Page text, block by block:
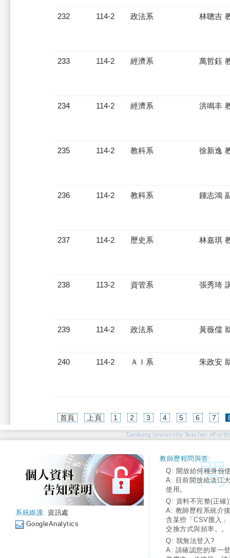
232 114-2 政法系 林聰吉
233 114-2 經濟系 萬哲鈺
234 114-2 經濟系 洪鳴丰
235 114-2 教科系 徐新逸
236 114-2 教科系 鍾志鴻
237 114-2 歷史系 林嘉琪
238 113-2 資管系 張秀琦
239 114-2 政法系 黃薇儒
240 114-2 ＡＩ系 朱政安
首頁 上頁 1 2 3 4 5 6 7
Tamkang University Teacher
系統維護: 資訊處
GoogleAnalytics
教師歷程問與答:
Q: 開放給何種身份
A: 目前開放給淡江
使用。
Q: 資料不完整(正確
A: 教師歷程系統介
含某些「CSV匯入
交換方式與頻率。。
Q: 我無法登入?
A: 請確認您的單一